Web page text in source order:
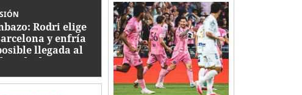
Rodri elige
y enfría
llegada al
Madrid